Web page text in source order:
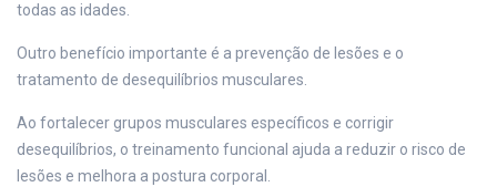
todas as idades.
Outro benefício importante é a prevenção de lesões e o
tratamento de desequilíbrios musculares.
Ao fortalecer grupos musculares específicos e corrigir
desequilíbrios, o treinamento funcional ajuda a reduzir o risco de
lesões e melhora a postura corporal.